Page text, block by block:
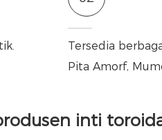
Tersedia
Pita Amorf,
inti